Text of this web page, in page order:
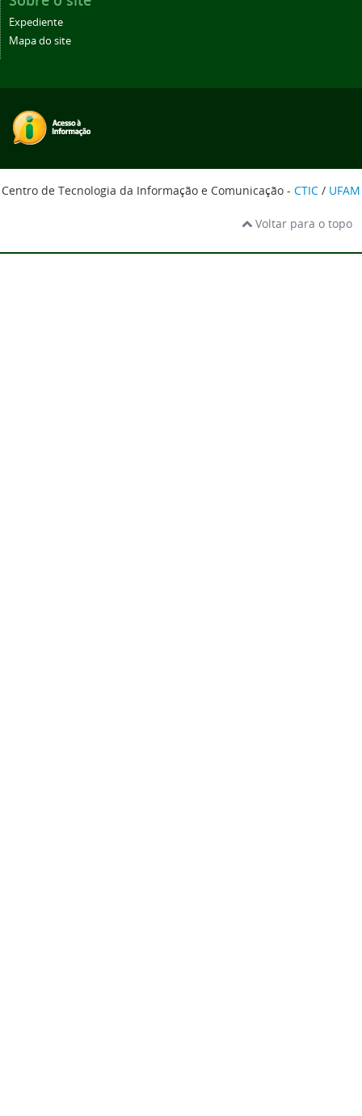
Expediente
Mapa do site
Centro de Tecnologia da Informação e Comunicação - CTIC / UFAM
Voltar para o topo